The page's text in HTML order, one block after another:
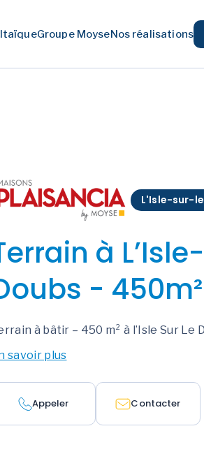
Groupe MoyseNos réalisations
L'Isle-sur-
à
- 450m²
à bâtir – 450 m² à l’Isle Sur Le
savoir plus
Appeler Contacter